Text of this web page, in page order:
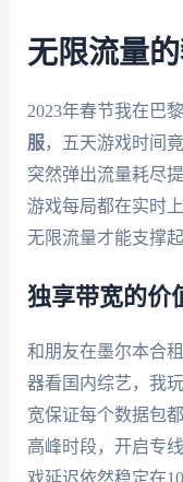
无限流量
2023年春节我在巴
服，五天游戏时间
突然弹出流量耗尽
游戏每局都在实时
无限流量才能支撑
独享带宽的价
和朋友在墨尔本合
器看国内综艺，我玩
宽保证每个数据包
高峰时段，开启专